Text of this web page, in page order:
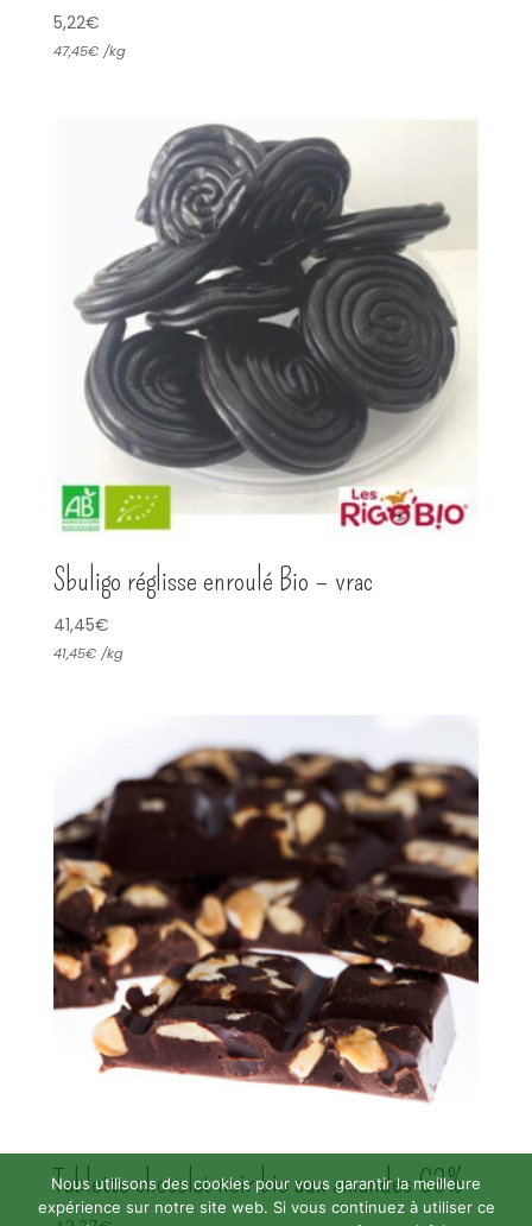
5,22€
47,45€ /kg
Sbuligo réglisse enroulé Bio – vrac
41,45€
41,45€ /kg
Tablette chocolat noir bio aux amandes 63%
Nous utilisons des cookies pour vous garantir la meilleure
expérience sur notre site web. Si vous continuez à utiliser ce